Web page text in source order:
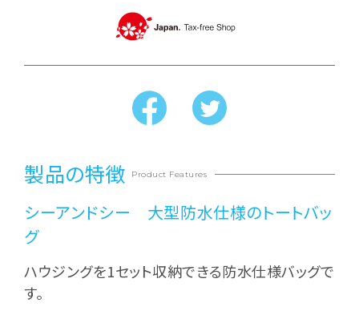
製品の特徴 Product Features
シーアンドシー 大型防水仕様のトートバッ
グ
ハウジングを1セット収納できる防水仕様バッグで
す。